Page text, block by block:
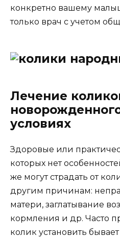
конкретно вашему
только врач с учетом
Лечение
условиях
Здоровые или
которых нет
же могут страдать от
другим причинам:
матери, заглатывание
кормления и др. Часто
колик установить